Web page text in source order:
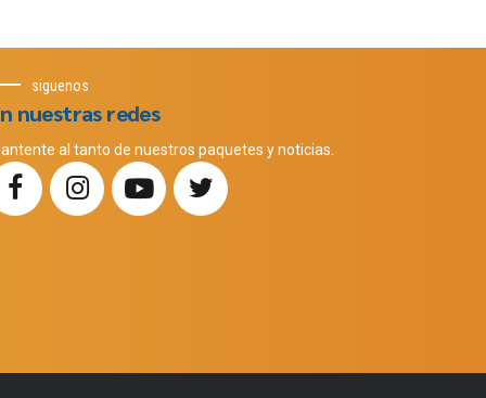
siguenos
nuestras redes
al tanto de nuestros paquetes y noticias.